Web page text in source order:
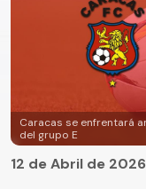
Caracas se enfrentará
del grupo E
12 de Abril de